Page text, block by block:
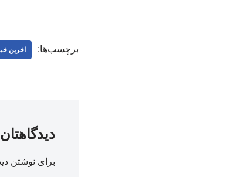
برچسب‌ها: اخرین
برای نوشتن